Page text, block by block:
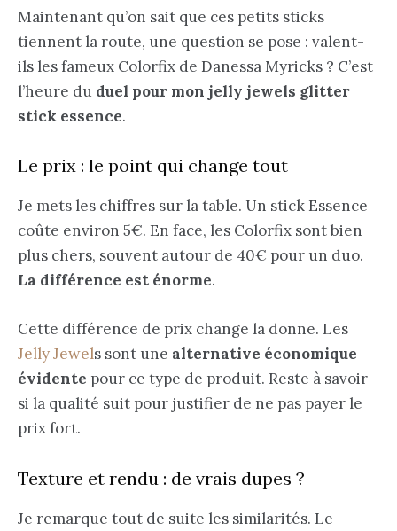
Maintenant qu’on sait que ces petits sticks
tiennent la route, une question se pose : valent-
ils les fameux Colorfix de Danessa Myricks ? C’est
l’heure du duel pour mon jelly jewels glitter
stick essence.
Le prix : le point qui change tout
Je mets les chiffres sur la table. Un stick Essence
coûte environ 5€. En face, les Colorfix sont bien
plus chers, souvent autour de 40€ pour un duo.
La différence est énorme.
Cette différence de prix change la donne. Les
Jelly Jewels sont une alternative économique
évidente pour ce type de produit. Reste à savoir
si la qualité suit pour justifier de ne pas payer le
prix fort.
Texture et rendu : de vrais dupes ?
Je remarque tout de suite les similarités. Le